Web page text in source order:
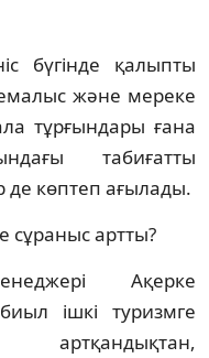
бүгінде қалыпты
және мереке
тұрғындары ғана
табиғатты
де көптеп ағылады.
сұраныс артты?
Ақерке
ішкі туризмге